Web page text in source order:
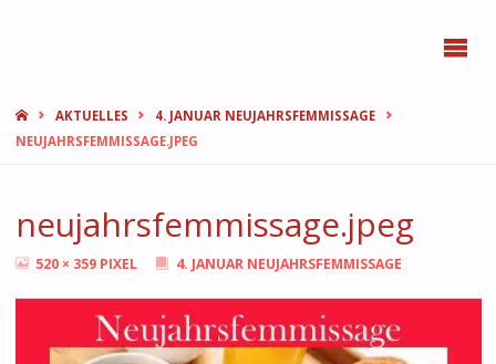
STARTAKTUELLES
4. JANUAR NEUJAHRSFEMMISSAGE
NEUJAHRSFEMMISSAGE.JPEG
neujahrsfemmissage.jpeg
ORIGINALGRÖSSE
520 × 359 PIXEL 4. JANUAR NEUJAHRSFEMMISSAGE